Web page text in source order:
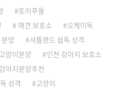
토이푸들
애견 보호소
오케이독
양
셔틀랜드 쉽독 성격
양이분양
인천 강아지 보호소
강아지분양추천
성격
고양이